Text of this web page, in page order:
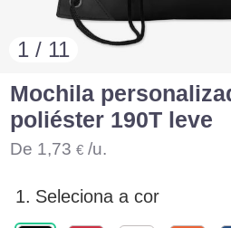
1 / 11
Mochila
poliéster 190T leve
De 1,73 € /u.
1. Seleciona a cor